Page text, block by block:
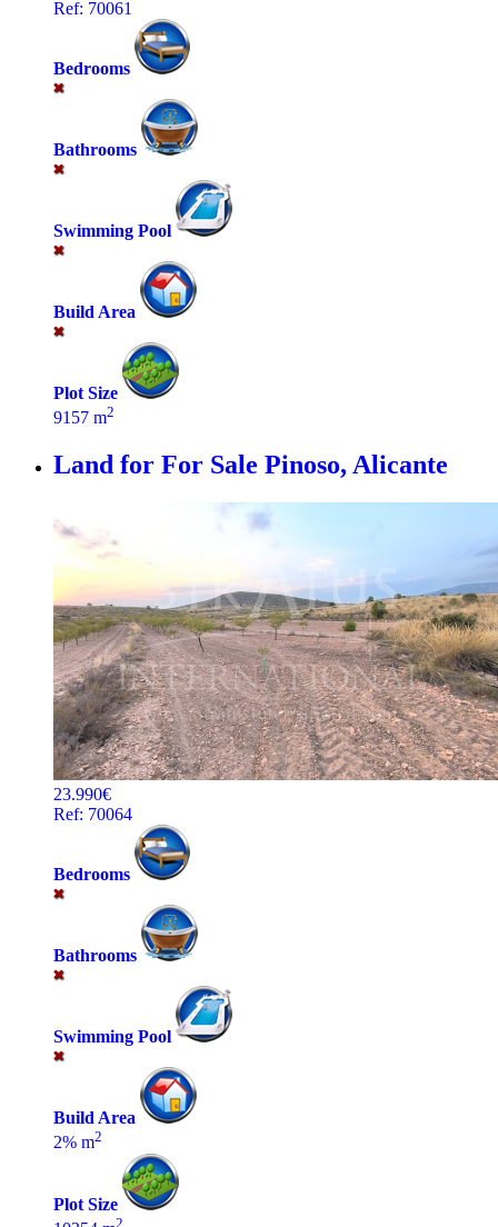
Ref: 70061
Bedrooms
Bathrooms
Swimming Pool
Build Area
Plot Size
9157 m2
Land for For Sale Pinoso, Alicante
23.990€
Ref: 70064
Bedrooms
Bathrooms
Swimming Pool
Build Area
2% m2
Plot Size
2